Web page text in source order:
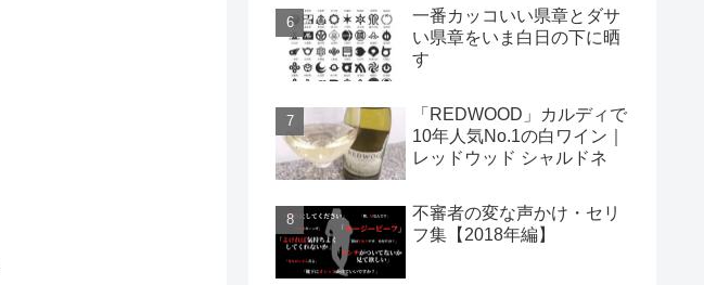
一番カッコいい県章とダサ
い県章をいま白日の下に晒
す
「REDWOOD」カルディで
10年人気No.1の白ワイン｜
レッドウッド シャルドネ
不審者の変な声かけ・セリ
フ集【2018年編】